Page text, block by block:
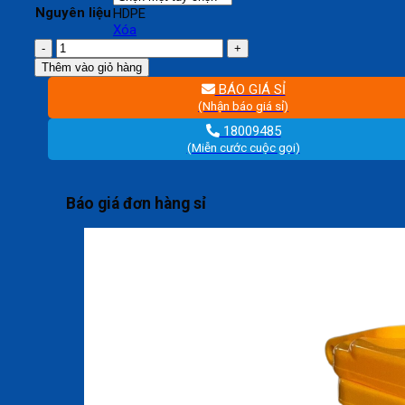
Nguyên liệuHDPE
Xóa
Thùng
rác
y
lượng
Thêm vào giỏ hàng
BÁO GIÁ SỈ
(Nhận báo giá sỉ)
18009485
(Miễn cước cuộc gọi)
Báo giá đơn hàng sỉ